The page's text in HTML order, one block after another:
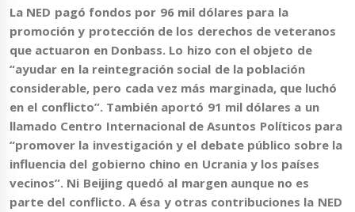
La NED pagó fondos por 96 mil dólares para la
promoción y protección de los derechos de veteranos
que actuaron en Donbass. Lo hizo con el objeto de
“ayudar en la reintegración social de la población
considerable, pero cada vez más marginada, que luchó
en el conflicto”. También aportó 91 mil dólares a un
llamado Centro Internacional de Asuntos Políticos para
“promover la investigación y el debate público sobre la
influencia del gobierno chino en Ucrania y los países
vecinos”. Ni Beijing quedó al margen aunque no es
parte del conflicto. A ésa y otras contribuciones la NED